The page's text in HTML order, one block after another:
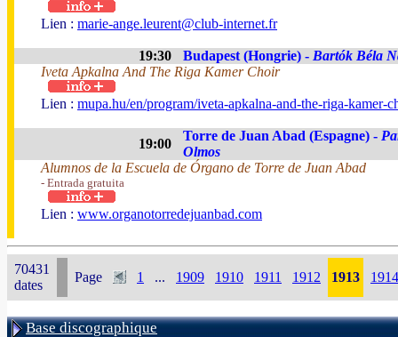
Lien : marie-ange.leurent@club-internet.fr
19:30 Budapest (Hongrie) - Bartók Béla
Iveta Apkalna And The Riga Kamer Choir
Lien : mupa.hu/en/program/iveta-apkalna-and-the-riga-kamer-
19:00
Torre de Juan Abad (Espagne) -
Olmos
Alumnos de la Escuela de Órgano de Torre de Juan Abad
- Entrada gratuita
Lien : www.organotorredejuanbad.com
70431
dates
Page 1 ... 1909 1910 1911 1912 1913 1914
Base discographique